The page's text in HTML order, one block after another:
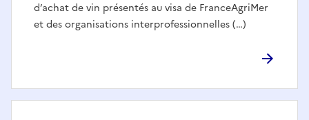
d’achat de vin présentés au visa de FranceAgriMer
et des organisations interprofessionnelles (…)